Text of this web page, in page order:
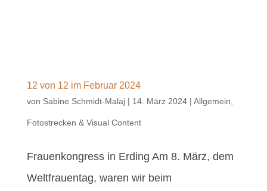
12 von 12 im Februar 2024
von Sabine Schmidt-Malaj| 14. März 2024| Allgemein
Fotostrecken & Visual Content
Frauenkongress in Erding Am 8. März, dem
Weltfrauentag, waren wir beim